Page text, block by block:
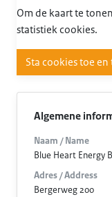
Om de kaart te
statistiek cookies.
Sta cookies toe
Algemene
Naam / Name
Blue Heart Energy
Adres / Address
Bergerweg 200